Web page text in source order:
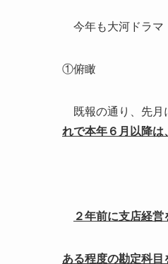
今年も大河ドラマ
①俯瞰
既報の通り、先月
れで本年６月以降は
２年前に支店経営
ある程度の勘定科